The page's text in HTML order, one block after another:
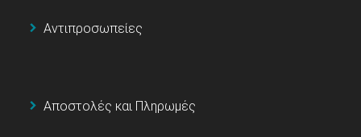
Αντιπροσωπείες
Αποστολές και Πληρωμές